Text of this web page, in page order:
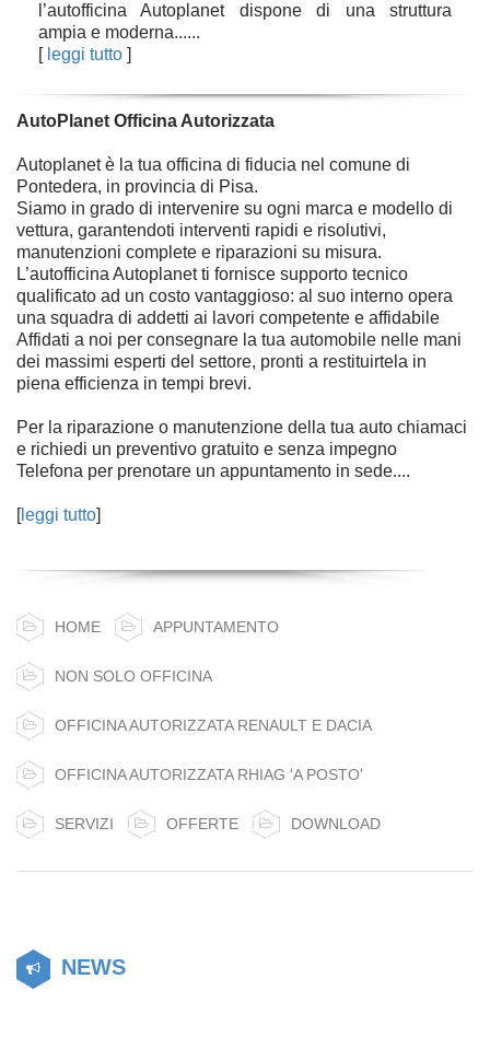
l’autofficina Autoplanet dispone di una struttura
ampia e moderna......
[ leggi tutto ]
AutoPlanet Officina Autorizzata
Autoplanet è la tua officina di fiducia nel comune di
Pontedera, in provincia di Pisa.
Siamo in grado di intervenire su ogni marca e modello di
vettura, garantendoti interventi rapidi e risolutivi,
manutenzioni complete e riparazioni su misura.
L’autofficina Autoplanet ti fornisce supporto tecnico
qualificato ad un costo vantaggioso: al suo interno opera
una squadra di addetti ai lavori competente e affidabile
Affidati a noi per consegnare la tua automobile nelle mani
dei massimi esperti del settore, pronti a restituirtela in
piena efficienza in tempi brevi.
Per la riparazione o manutenzione della tua auto chiamaci
e richiedi un preventivo gratuito e senza impegno
Telefona per prenotare un appuntamento in sede....
[leggi tutto]
HOME APPUNTAMENTO
NON SOLO OFFICINA
OFFICINA AUTORIZZATA RENAULT E DACIA
OFFICINA AUTORIZZATA RHIAG 'A POSTO'
SERVIZI OFFERTE DOWNLOAD
NEWS